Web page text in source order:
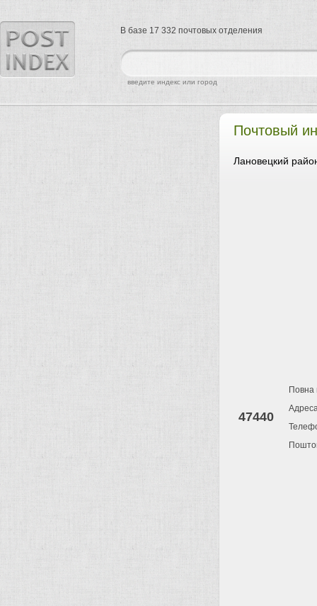
Почтовый
Лановецкий
47440
Повна
найти
введите индекс или город
В базе 17 332 почтовых отделения